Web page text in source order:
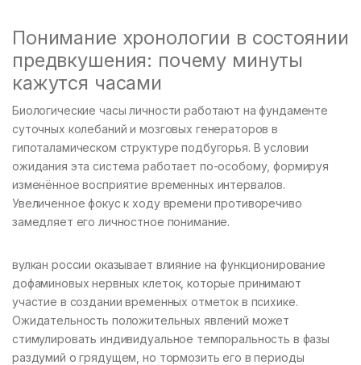
Понимание хронологии в состоянии
предвкушения: почему минуты
кажутся часами
Биологические часы личности работают на фундаменте
суточных колебаний и мозговых генераторов в
гипоталамическом структуре подбугорья. В условии
ожидания эта система работает по-особому, формируя
изменённое восприятие временных интервалов.
Увеличенное фокус к ходу времени противоречиво
замедляет его личностное понимание.
вулкан россии оказывает влияние на функционирование
дофаминовых нервных клеток, которые принимают
участие в создании временных отметок в психике.
Ожидательность положительных явлений может
стимулировать индивидуальное темпоральность в фазы
раздумий о грядущем, но тормозить его в периоды